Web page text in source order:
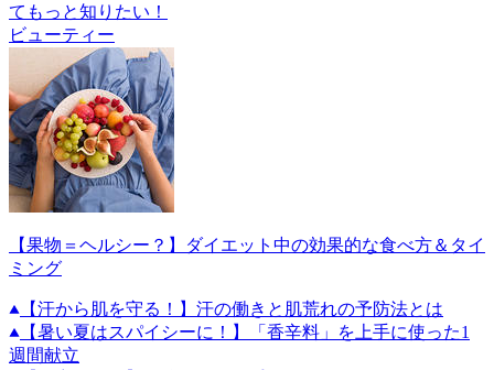
てもっと知りたい！
ビューティー
【果物＝ヘルシー？】ダイエット中の効果的な食べ方＆タイ
ミング
【汗から肌を守る！】汗の働きと肌荒れの予防法とは
【暑い夏はスパイシーに！】「香辛料」を上手に使った1
週間献立